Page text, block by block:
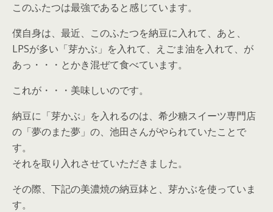
このふたつは最強であると感じています。
僕自身は、最近、このふたつを納豆に入れて、あと、
LPSが多い「芽かぶ」を入れて、えごま油を入れて、が
あっ・・・とかき混ぜて食べています。
これが・・・美味しいのです。
納豆に「芽かぶ」を入れるのは、希少糖スイーツ専門店
の「夢のまた夢」の、池田さんがやられていたことで
す。
それを取り入れさせていただきました。
その際、下記の美濃焼の納豆鉢と、芽かぶを使っていま
す。